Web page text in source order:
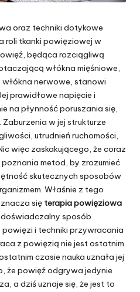
oraz techniki dotykowe
roli tkanki powięziowej w
będąca rozciągliwą
włókna mięśniowe,
nerwowe, stanowi
prawidłowe napięcie i
na płynność poruszania się,
w jej strukturze
utrudnień ruchomości,
więc zaskakującego, że coraz
metod, by zrozumieć
skutecznych sposobów
Właśnie z tego
się terapia powięziowa
doświadczalny sposób
i techniki przywracania
z powięzią nie jest ostatnim
czasie nauka uznała jej
że powięź odgrywa jedynie
a dziś uznaje się, że jest to